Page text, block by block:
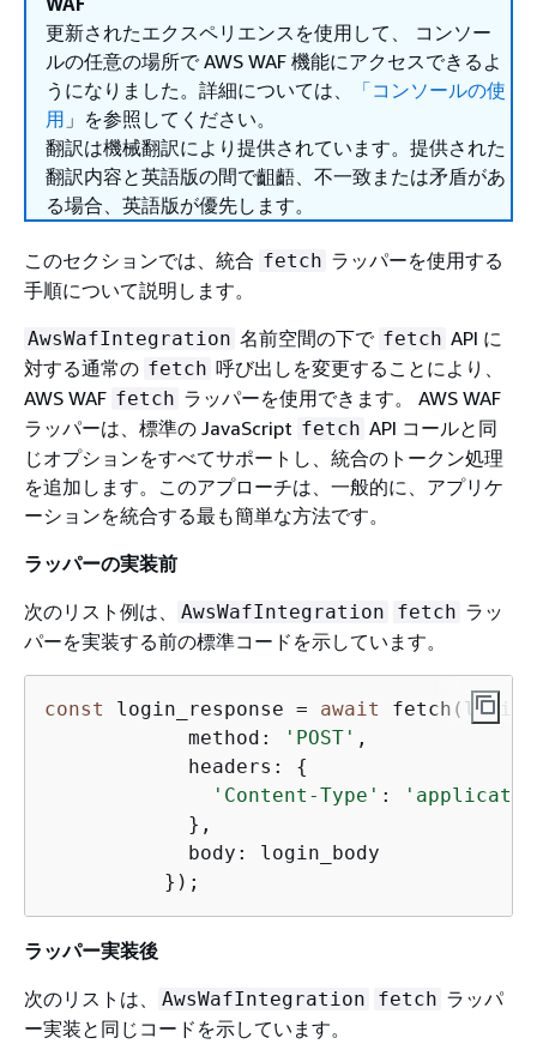
更新されたエクスペリエンスを使用して、 コンソー
ルの任意の場所で AWS WAF 機能にアクセスできるよ
うになりました。詳細については、
「コンソールの使
用 」を参照してください。
翻訳は機械翻訳により提供されています。提供された
翻訳内容と英語版の間で齟齬、不一致または矛盾があ
る場合、英語版が優先します。
このセクションでは、統合 fetch ラッパーを使用する
手順について説明します。
AwsWafIntegration 名前空間の下で fetch API に
対する通常の fetch 呼び出しを変更することにより、
AWS WAF fetch ラッパーを使用できます。 AWS WAF
ラッパーは、標準の JavaScript fetch API コールと同
じオプションをすべてサポートし、統合のトークン処理
を追加します。このアプローチは、一般的に、アプリケ
ーションを統合する最も簡単な方法です。
ラッパーの実装前
次のリスト例は、
AwsWafIntegration fetch ラッ
パーを実装する前の標準コードを示しています。
const login_response = await
	    method:
'POST' ,
	    headers:
{
'Content-Type' :
	  });
ラッパー実装後
次のリストは、
AwsWafIntegration fetch ラッパ
ー実装と同じコードを示しています。